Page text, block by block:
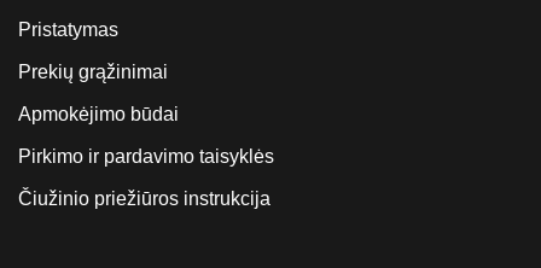
Pristatymas
Prekių grąžinimai
Apmokėjimo būdai
Pirkimo ir pardavimo taisyklės
Čiužinio priežiūros instrukcija